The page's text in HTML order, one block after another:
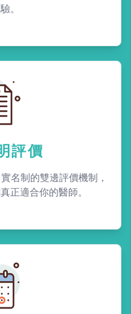
。
評價
名制的雙邊評價機制，
正適合你的醫師。